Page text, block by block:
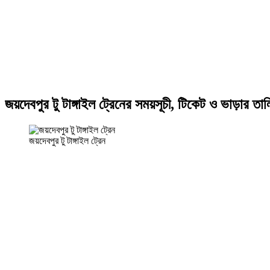
জয়দেবপুর টু টাঙ্গাইল ট্রেনের সময়সূচী, টিকেট ও ভাড়ার
জয়দেবপুর টু টাঙ্গাইল ট্রেন